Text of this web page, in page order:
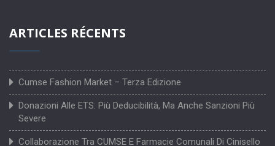
ARTICLES RÉCENTS
Cumse Fashion Market – Terza Edizione
Donazioni Alle ETS: Più Deducibilità, Ma Anche Sanzioni Più
Severe
Collaborazione Tra CUMSE E Farmacie Comunali Di Cinisello